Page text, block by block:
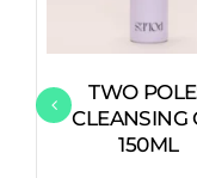
TWO
CLEANSING
150ML